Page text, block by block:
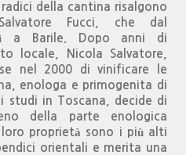
della cantina risalgono
Fucci, che dal
a Barile. Dopo anni di
locale, Nicola Salvatore,
nel 2000 di vinificare le
enologa e primogenita di
studi in Toscana, decide di
della parte enologica
proprietà sono i più alti
orientali e merita una